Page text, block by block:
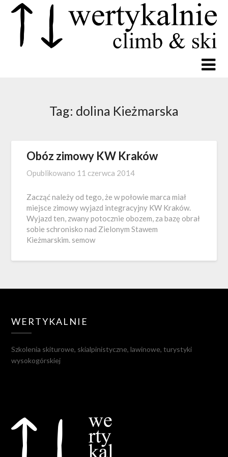
Tag: dolina Kieżmarska
Obóz zimowy KW Kraków
Opublikowano 11 czerwca 2014
Zacząć należy od tego, że w połowie marca miał
miejsce zimowy wyjazd integracyjny KW Kraków.
Wyjazd ten, zwany potocznie obozem, za bazę obrał
sobie schronisko nad Zielonym Stawem
Kieżmarskim. semow
WERTYKALNIE
Szkolenia skiturowe, skialpinistyczne, lawinowe, turystyki
wysokogórskiej